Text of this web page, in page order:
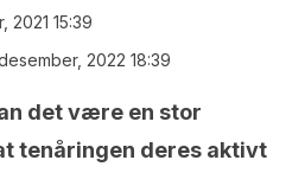
2021 15:39
2022 18:39
det være en stor
tenåringen deres aktivt